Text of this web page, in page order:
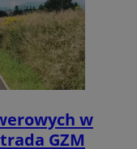
w
GZM